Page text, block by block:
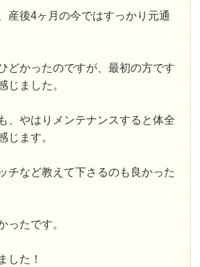
産後4ヶ月の今ではすっかり元通
どかったのですが、最初の方です
じました。
、やはりメンテナンスすると体全
じます。
チなど教えて下さるのも良かった
ったです。
した！